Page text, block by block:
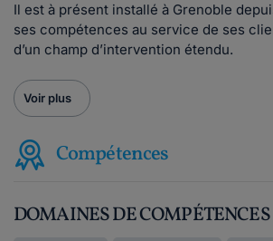
Il est à présent installé à Grenoble
ses compétences au service de ses
d’un champ d’intervention étendu.
Voir plus
Compétences
DOMAINES DE COMPÉTENCES